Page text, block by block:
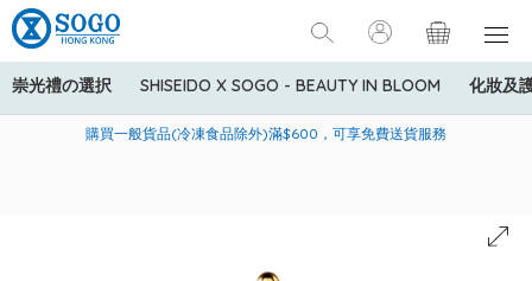
崇光禮の選択 SHISEIDO X SOGO - BEAUTY IN BLOOM 化妝及
美國運通Explorer®信用卡會員購物禮遇：高達5%簽賬回贈！
購買一般貨品(冷凍食品除外)滿$600，可享免費送貨服務
寄送中國內地服務只適用於指定商品，若訂單金額少於HK$600(折